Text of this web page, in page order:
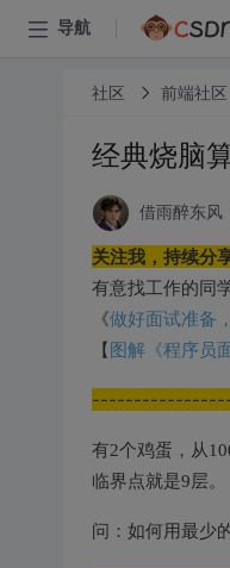
导航
社区 前端社区
经典烧脑
借雨醉东风
关注我，持续分
有意找工作的同
《做好面试准备
【 图解《程序员
有2个鸡蛋，从
临界点就是9层。
问：如何用最少